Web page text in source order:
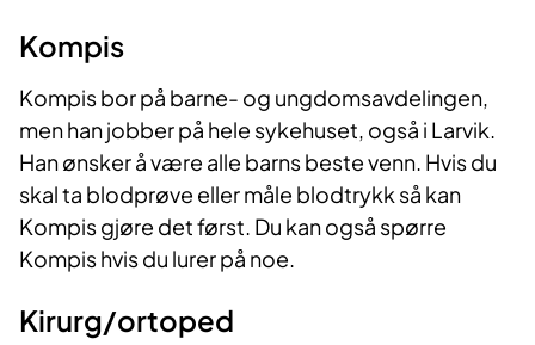
Kompis
Kompis bor på barne- og ungdomsavdelingen,
men han jobber på hele sykehuset, også i Larvik.
Han ønsker å være alle barns beste venn. Hvis du
skal ta blodprøve eller måle blodtrykk så kan
Kompis gjøre det først. Du kan også spørre
Kompis hvis du lurer på noe.
Kirurg/ortoped